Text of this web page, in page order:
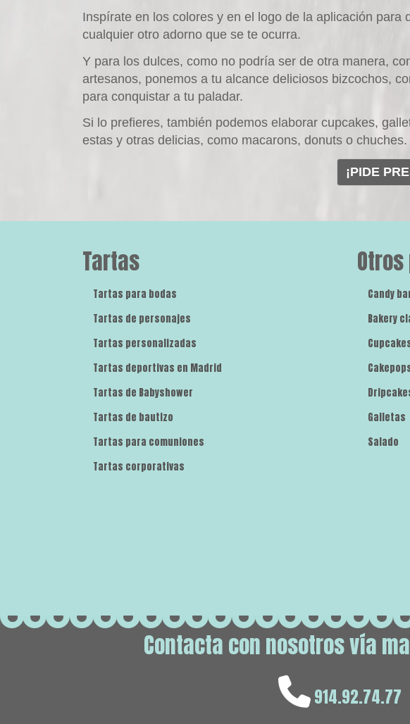
Inspírate en los colores y en el logo de la aplicación
cualquier otro adorno que se te ocurra.
Y para los dulces, como no podría ser de otra manera,
artesanos, ponemos a tu alcance deliciosos bizcochos,
para conquistar a tu paladar.
Si lo prefieres, también podemos elaborar cupcakes,
estas y otras delicias, como macarons, donuts o chuches.
¡PIDE
Tartas
Tartas para bodas
Tartas de personajes
Tartas personalizadas
Tartas deportivas en Madrid
Tartas de Babyshower
Tartas de bautizo
Tartas para comuniones
Tartas corporativas
Candy
Bakery
Galletas
Salado
Contacta con nosotros vía
914.92.74.77